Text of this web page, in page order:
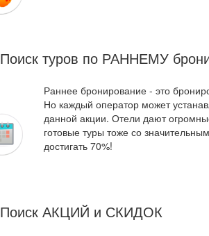
Поиск туров по РАННЕМУ
Раннее бронирование - это
Но каждый оператор может
данной акции. Отели дают
готовые туры тоже со
достигать 70%!
Поиск АКЦИЙ и СКИДОК